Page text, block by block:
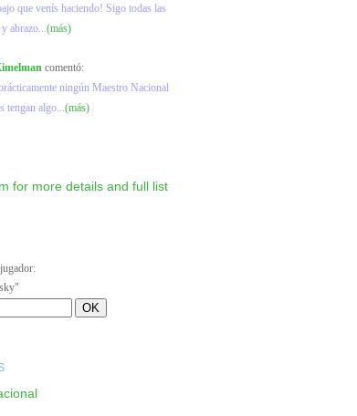
que venís haciendo! Sigo todas las
abrazo...(más)
comentó:
ningún Maestro Nacional
tengan algo...(más)